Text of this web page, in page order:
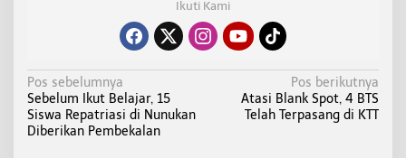
Ikuti Kami
N
a
v
Pos sebelumnya
Sebelum Ikut Belajar, 15
Siswa Repatriasi di Nunukan
Diberikan Pembekalan
Pos berikutnya
Atasi Blank Spot, 4 BTS
Telah Terpasang di KTT